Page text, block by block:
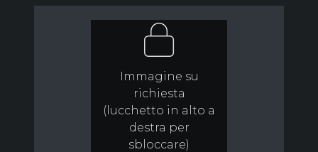
Immagine su
richiesta
(lucchetto in alto a
destra per
sbloccare)